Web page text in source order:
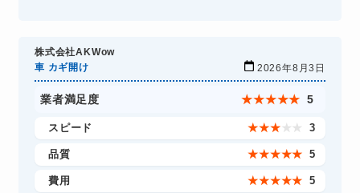
株式会社AKWow
車 カギ開け
2026年8月3日
業者満足度 ★★★★★ 5
スピード ★★★ ★ ★ 3
品質 ★★★★★ 5
費用 ★★★★★ 5